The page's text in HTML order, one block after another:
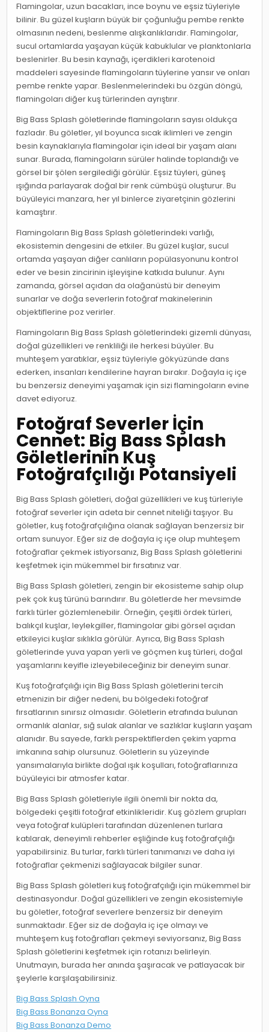
Flamingolar, uzun bacakları, ince boynu ve eşsiz tüyleriyle
bilinir. Bu güzel kuşların büyük bir çoğunluğu pembe renkte
olmasının nedeni, beslenme alışkanlıklarıdır. Flamingolar,
sucul ortamlarda yaşayan küçük kabuklular ve planktonlarla
beslenirler. Bu besin kaynağı, içerdikleri karotenoid
maddeleri sayesinde flamingoların tüylerine yansır ve onları
pembe renkte yapar. Beslenmelerindeki bu özgün döngü,
flamingoları diğer kuş türlerinden ayrıştırır.
Big Bass Splash göletlerinde flamingoların sayısı oldukça
fazladır. Bu göletler, yıl boyunca sıcak iklimleri ve zengin
besin kaynaklarıyla flamingolar için ideal bir yaşam alanı
sunar. Burada, flamingoların sürüler halinde toplandığı ve
görsel bir şölen sergilediği görülür. Eşsiz tüyleri, güneş
ışığında parlayarak doğal bir renk cümbüşü oluşturur. Bu
büyüleyici manzara, her yıl binlerce ziyaretçinin gözlerini
kamaştırır.
Flamingoların Big Bass Splash göletlerindeki varlığı,
ekosistemin dengesini de etkiler. Bu güzel kuşlar, sucul
ortamda yaşayan diğer canlıların popülasyonunu kontrol
eder ve besin zincirinin işleyişine katkıda bulunur. Aynı
zamanda, görsel açıdan da olağanüstü bir deneyim
sunarlar ve doğa severlerin fotoğraf makinelerinin
objektiflerine poz verirler.
Flamingoların Big Bass Splash göletlerindeki gizemli dünyası,
doğal güzellikleri ve renkliliği ile herkesi büyüler. Bu
muhteşem yaratıklar, eşsiz tüyleriyle gökyüzünde dans
ederken, insanları kendilerine hayran bırakır. Doğayla iç içe
bu benzersiz deneyimi yaşamak için sizi flamingoların evine
davet ediyoruz.
Fotoğraf Severler İçin
Cennet: Big Bass Splash
Göletlerinin Kuş
Fotoğrafçılığı Potansiyeli
Big Bass Splash göletleri, doğal güzellikleri ve kuş türleriyle
fotoğraf severler için adeta bir cennet niteliği taşıyor. Bu
göletler, kuş fotoğrafçılığına olanak sağlayan benzersiz bir
ortam sunuyor. Eğer siz de doğayla iç içe olup muhteşem
fotoğraflar çekmek istiyorsanız, Big Bass Splash göletlerini
keşfetmek için mükemmel bir fırsatınız var.
Big Bass Splash göletleri, zengin bir ekosisteme sahip olup
pek çok kuş türünü barındırır. Bu göletlerde her mevsimde
farklı türler gözlemlenebilir. Örneğin, çeşitli ördek türleri,
balıkçıl kuşlar, leylekgiller, flamingolar gibi görsel açıdan
etkileyici kuşlar sıklıkla görülür. Ayrıca, Big Bass Splash
göletlerinde yuva yapan yerli ve göçmen kuş türleri, doğal
yaşamlarını keyifle izleyebileceğiniz bir deneyim sunar.
Kuş fotoğrafçılığı için Big Bass Splash göletlerini tercih
etmenizin bir diğer nedeni, bu bölgedeki fotoğraf
fırsatlarının sınırsız olmasıdır. Göletlerin etrafında bulunan
ormanlık alanlar, sığ sulak alanlar ve sazlıklar kuşların yaşam
alanıdır. Bu sayede, farklı perspektiflerden çekim yapma
imkanına sahip olursunuz. Göletlerin su yüzeyinde
yansımalarıyla birlikte doğal ışık koşulları, fotoğraflarınıza
büyüleyici bir atmosfer katar.
Big Bass Splash göletleriyle ilgili önemli bir nokta da,
bölgedeki çeşitli fotoğraf etkinlikleridir. Kuş gözlem grupları
veya fotoğraf kulüpleri tarafından düzenlenen turlara
katılarak, deneyimli rehberler eşliğinde kuş fotoğrafçılığı
yapabilirsiniz. Bu turlar, farklı türleri tanımanızı ve daha iyi
fotoğraflar çekmenizi sağlayacak bilgiler sunar.
Big Bass Splash göletleri kuş fotoğrafçılığı için mükemmel bir
destinasyondur. Doğal güzellikleri ve zengin ekosistemiyle
bu göletler, fotoğraf severlere benzersiz bir deneyim
sunmaktadır. Eğer siz de doğayla iç içe olmayı ve
muhteşem kuş fotoğrafları çekmeyi seviyorsanız, Big Bass
Splash göletlerini keşfetmek için rotanızı belirleyin.
Unutmayın, burada her anında şaşıracak ve patlayacak bir
şeylerle karşılaşabilirsiniz.
Big Bass Splash Oyna
Big Bass Bonanza Oyna
Big Bass Bonanza Demo